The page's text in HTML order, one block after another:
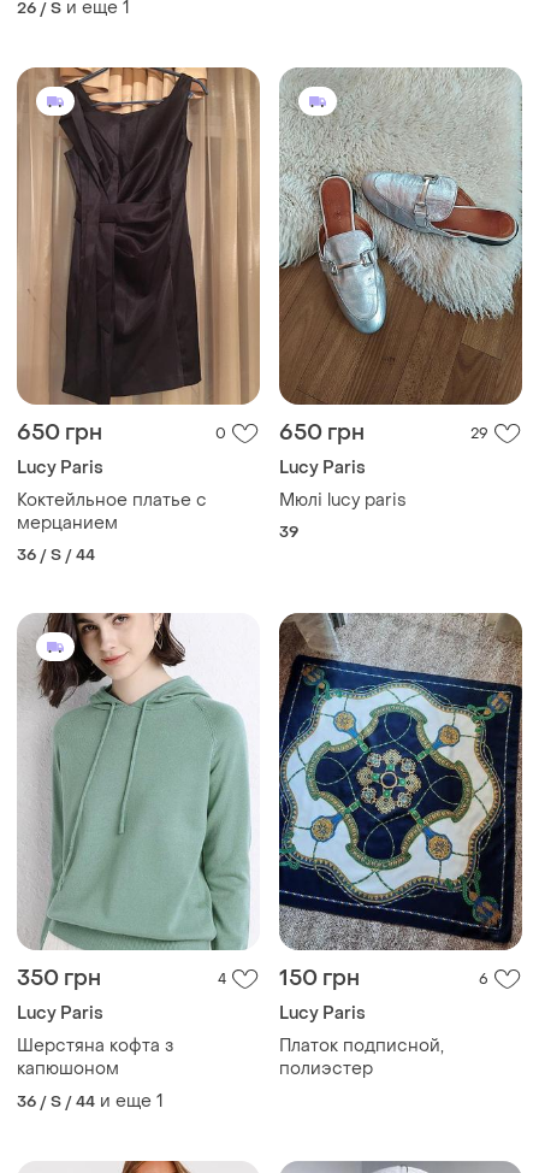
бренда lola paris 36
26 / S и еще 1
650 грн 0
Lucy Paris
Коктейльное платье с
мерцанием
36 / S / 44
650 грн 29
Lucy Paris
Мюлі lucy paris
39
350 грн 4
Lucy Paris
Шерстяна кофта з
капюшоном
36 / S / 44 и еще 1
150 грн 6
Lucy Paris
Платок подписной,
полиэстер